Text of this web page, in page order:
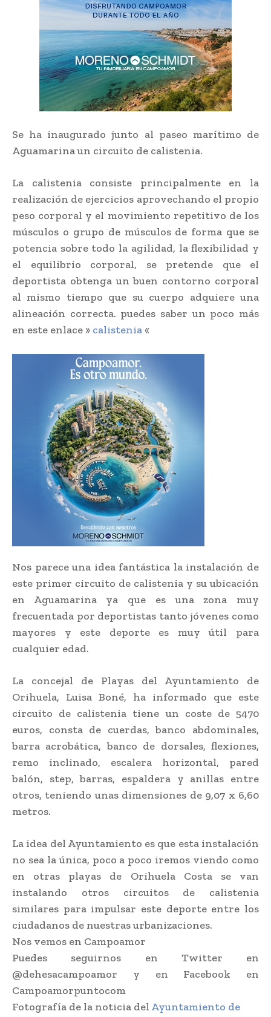
Se ha inaugurado junto al paseo marítimo de
Aguamarina un circuito de calistenia.
La calistenia consiste principalmente en la
realización de ejercicios aprovechando el propio
peso corporal y el movimiento repetitivo de los
músculos o grupo de músculos de forma que se
potencia sobre todo la agilidad, la flexibilidad y
el equilibrio corporal, se pretende que el
deportista obtenga un buen contorno corporal
al mismo tiempo que su cuerpo adquiere una
alineación correcta. puedes saber un poco más
en este enlace » calistenia«
Nos parece una idea fantástica la instalación de
este primer circuito de calistenia y su ubicación
en Aguamarina ya que es una zona muy
frecuentada por deportistas tanto jóvenes como
mayores y este deporte es muy útil para
cualquier edad.
La concejal de Playas del Ayuntamiento de
Orihuela, Luisa Boné, ha informado que este
circuito de calistenia tiene un coste de 5470
euros, consta de cuerdas, banco abdominales,
barra acrobática, banco de dorsales, flexiones,
remo inclinado, escalera horizontal, pared
balón, step, barras, espaldera y anillas entre
otros, teniendo unas dimensiones de 9,07 x 6,60
metros.
La idea del Ayuntamiento es que esta instalación
no sea la única, poco a poco iremos viendo como
en otras playas de Orihuela Costa se van
instalando otros circuitos de calistenia
similares para impulsar este deporte entre los
ciudadanos de nuestras urbanizaciones.
Nos vemos en Campoamor
Puedes seguirnos en Twitter en
@dehesacampoamor y en Facebook en
Campoamorpuntocom
Fotografía de la noticia del Ayuntamiento de